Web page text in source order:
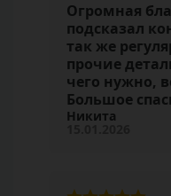
Огромная
подсказал
так же
прочие
чего нужно,
Большое
Никита